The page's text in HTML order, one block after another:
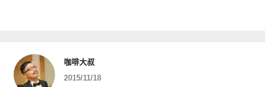
咖啡大叔
2015/11/18